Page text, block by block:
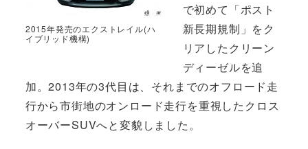
2015年発売のエクストレイル(ハ
イブリッド機構)
で初めて「ポスト
新長期規制」をク
リアしたクリーン
ディーゼルを追
加。2013年の3代目は、それまでのオフロード走
行から市街地のオンロード走行を重視したクロス
オーバーSUVへと変貌しました。